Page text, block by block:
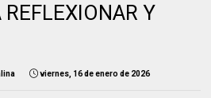
REFLEXIONAR Y
viernes, 16 de enero de 2026